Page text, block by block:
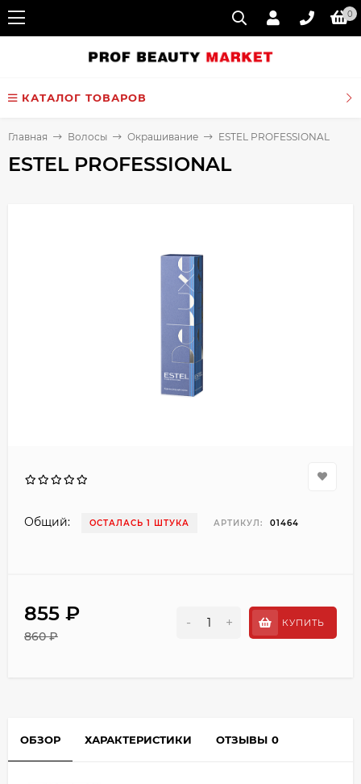
0
КАТАЛОГ ТОВАРОВ
Главная Волосы Окрашивание ESTEL PROFESSIONAL
ESTEL PROFESSIONAL
Общий: ОСТАЛАСЬ 1 ШТУКА АРТИКУЛ: 01464
855 ₽
860 ₽
- + КУПИТЬ
ОБЗОР ХАРАКТЕРИСТИКИ ОТЗЫВЫ 0